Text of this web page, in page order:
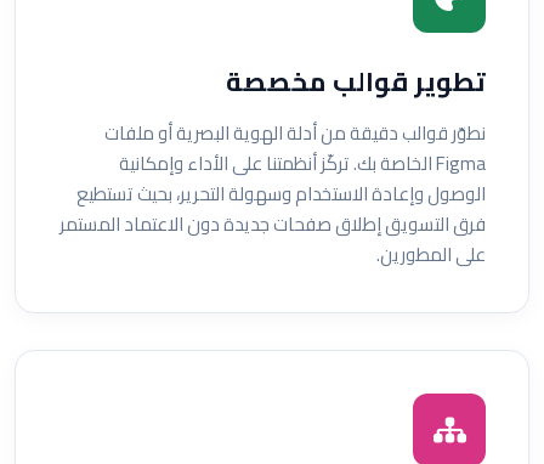
تطوير قوالب مخصصة
نطوّر قوالب دقيقة من أدلة الهوية البصرية أو ملفات
Figma الخاصة بك. تركّز أنظمتنا على الأداء وإمكانية
الوصول وإعادة الاستخدام وسهولة التحرير، بحيث تستطيع
فرق التسويق إطلاق صفحات جديدة دون الاعتماد المستمر
على المطورين.